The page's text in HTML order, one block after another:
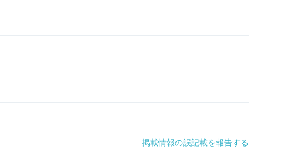
掲載情報の誤記載を報告する